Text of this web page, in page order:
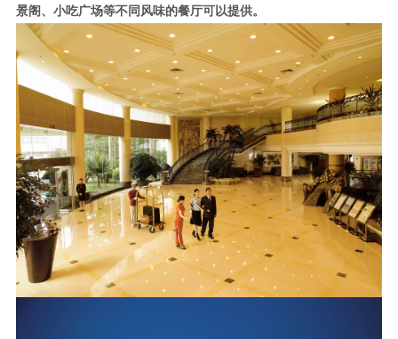
景阁、小吃广场等不同风味的餐厅可以提供。